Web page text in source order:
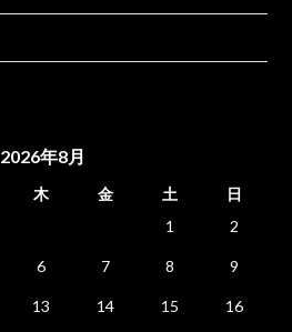
2026年8月
木 金 土
日
1
2
6 7 8 9
13 14 15 16